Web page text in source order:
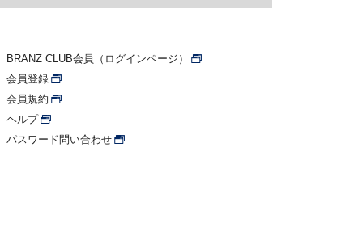
BRANZ CLUB会員（ログインページ）
会員登録
会員規約
ヘルプ
パスワード問い合わせ